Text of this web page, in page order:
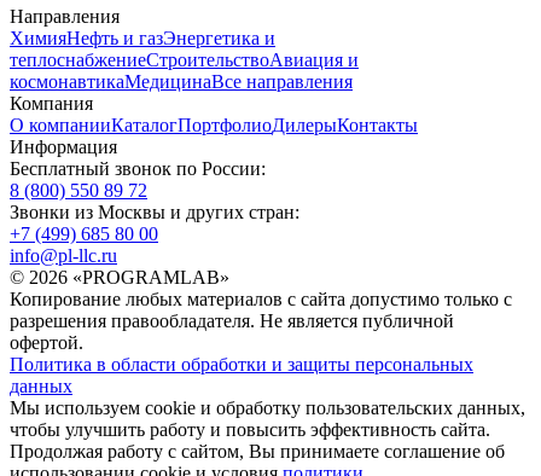
Направления
ХимияНефть и газЭнергетика и
теплоснабжениеСтроительствоАвиация и
космонавтикаМедицинаВсе направления
Компания
О компанииКаталогПортфолиоДилерыКонтакты
Информация
Бесплатный звонок по России:
8 (800) 550 89 72
Звонки из Москвы и других стран:
+7 (499) 685 80 00
info@pl-llc.ru
© 2026 «PROGRAMLAB»
Копирование любых материалов с сайта допустимо только с
разрешения правообладателя. Не является публичной
офертой.
Политика в области обработки и защиты персональных
данных
Мы используем cookie и обработку пользовательских данных,
чтобы улучшить работу и повысить эффективность сайта.
Продолжая работу с сайтом, Вы принимаете соглашение об